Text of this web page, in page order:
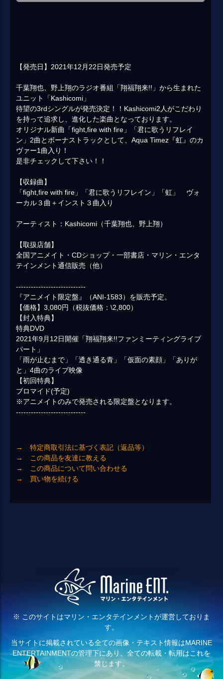
【発売日】2021年12月22日発売予定
千葉翔也、野上翔のラジオ番組「翔福翔来!!」から生まれた
ユニット「Kashicomi」
待望の3rdシングルが発売決定！！Kashicomi2人がこだわり
を持って追求し、進化した楽曲となっております。
オリジナル新曲「fight,fire with fire」「君に歌うリフレイ
ン」2曲とボーナストラックとして、Aqua Timez『虹』のカ
ヴァー1曲入り！
是非チェックして下さい！！
【収録曲】
「fight,fire with fire」「君に歌うリフレイン」「虹」 ヴォ
ーカル３曲＋インスト３曲入り
アーティスト：Kashicomi（千葉翔也、野上翔）
【取扱店舗】
全国アニメイト・CDショップ・一部書店・マリン・エンタ
テインメント通信販売（他）
----------------------------
『アニメイト限定盤』（ANI-1583）を販売予定。
【価格】3,080円（税抜価格：\2,800）
【封入特典】
特典DVD
2021年9月12日開催「翔福翔来!!ファンミーティングライブ
パート」
「雨が止むまで」「透き通る青」「仮面の素顔」「ありが
と」4曲のライブ映像
【初回特典】
ブロマイド(予定)
※アニメイトのみで発売される限定盤となります。
----------------------------
→ 特定商取引法に基づく表記（返品等）
→ この商品を友達に教える
→ この商品について問い合わせる
→ 買い物を続ける
※ このサイトはマリン・エンタテインメントが運営しておりま
す。
当サイトに掲載されている全ての画像・テキスト情報はMARINE
ENTERTAINMENTの管理下にあり、全ての転載・転用はこれを
禁じます。